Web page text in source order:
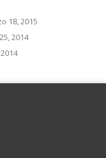
18, 2015
2014